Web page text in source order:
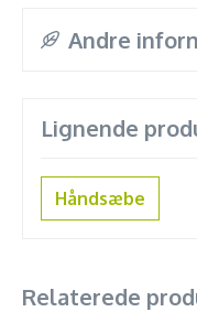
Andre
Lignende
Håndsæbe
Relaterede